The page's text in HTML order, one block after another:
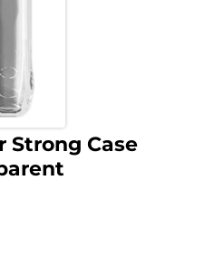
Strong Case